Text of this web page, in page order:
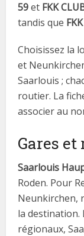
59et FKK
tandis que
Choisissez la
et
Saarlouis ;
routier. La
associer au
Gares et
Saarlouis
Roden. Pour
Neunkirchen,
la destination.
régionaux,